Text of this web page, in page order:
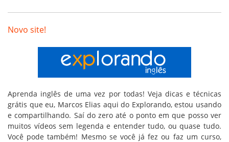
Novo site!
Aprenda inglês de uma vez por todas! Veja dicas e técnicas
grátis que eu, Marcos Elias aqui do Explorando, estou usando
e compartilhando. Saí do zero até o ponto em que posso ver
muitos vídeos sem legenda e entender tudo, ou quase tudo.
Você pode também! Mesmo se você já fez ou faz um curso,